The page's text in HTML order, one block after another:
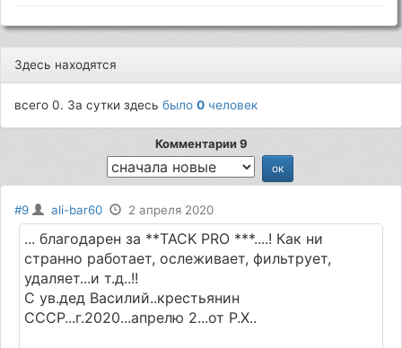
Здесь находятся
всего 0. За сутки здесьбыло0 человек
Комментарии 9
#9 ali-bar60 2 апреля 2020
... благодарен за **TACK PRO ***....! Как ни
странно работает, ослеживает, фильтрует,
удаляет...и т.д..!!
С ув.дед Василий..крестьянин
СССР...г.2020...апрелю 2...от Р.Х..